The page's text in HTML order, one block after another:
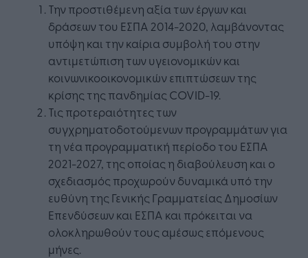
Την προστιθέμενη αξία των έργων και
δράσεων του ΕΣΠΑ 2014-2020, λαμβάνοντας
υπόψη και την καίρια συμβολή του στην
αντιμετώπιση των υγειονομικών και
κοινωνικοοικονομικών επιπτώσεων της
κρίσης της πανδημίας COVID-19.
Τις προτεραιότητες των
συγχρηματοδοτούμενων προγραμμάτων για
τη νέα προγραμματική περίοδο του ΕΣΠΑ
2021-2027, της οποίας η διαβούλευση και ο
σχεδιασμός προχωρούν δυναμικά υπό την
ευθύνη της Γενικής Γραμματείας Δημοσίων
Επενδύσεων και ΕΣΠΑ και πρόκειται να
ολοκληρωθούν τους αμέσως επόμενους
μήνες.